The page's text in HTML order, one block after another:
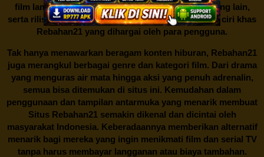
film lama yang sulit ditemukan di platform streaming lain,
serta rilisan terbaru yang selalu diperbarui, menjadi ciri khas
Rebahan21 yang dihargai oleh para pengguna.
Tak hanya menawarkan beragam konten hiburan, Rebahan21
juga merangkul berbagai genre dan kategori film. Dari drama
yang menguras air mata hingga aksi yang penuh adrenalin,
semua bisa ditemukan di situs ini. Kemudahan dalam
penggunaan dan tampilan antarmuka yang menarik membuat
Situs Rebahan21semakin dikenal dan dicintai oleh
masyarakat Indonesia. Keberadaannya memberikan alternatif
menarik bagi mereka yang ingin menikmati film dan serial TV
tanpa harus membayar langganan atau biaya tambahan.